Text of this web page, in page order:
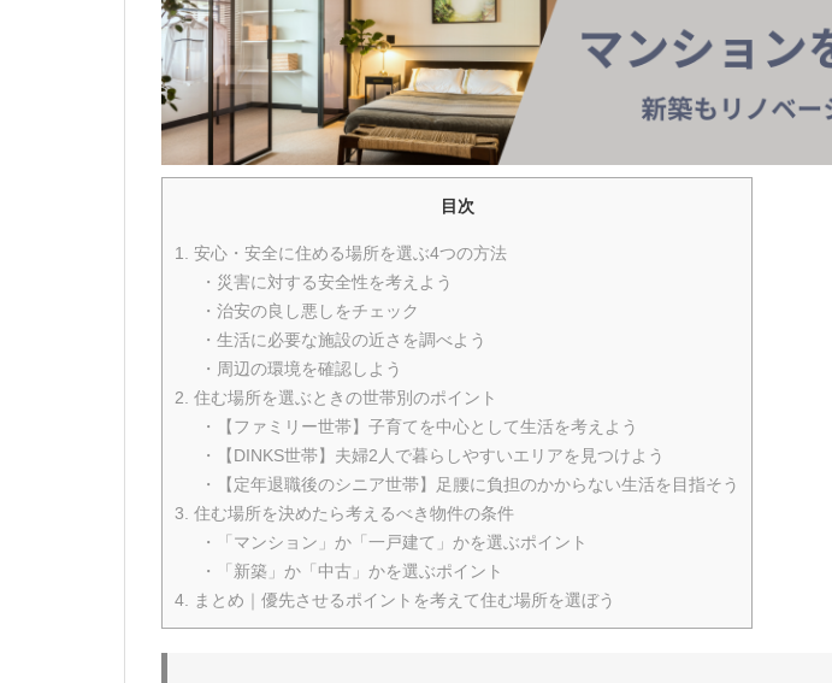
目次
1. 安心・安全に住める場所を選ぶ4つの方法
・災害に対する安全性を考えよう
・治安の良し悪しをチェック
・生活に必要な施設の近さを調べよう
・周辺の環境を確認しよう
2. 住む場所を選ぶときの世帯別のポイント
・【ファミリー世帯】子育てを中心として生活を考えよう
・【DINKS世帯】夫婦2人で暮らしやすいエリアを見つけよう
・【定年退職後のシニア世帯】足腰に負担のかからない生活を目指そう
3. 住む場所を決めたら考えるべき物件の条件
・「マンション」か「一戸建て」かを選ぶポイント
・「新築」か「中古」かを選ぶポイント
4. まとめ｜優先させるポイントを考えて住む場所を選ぼう